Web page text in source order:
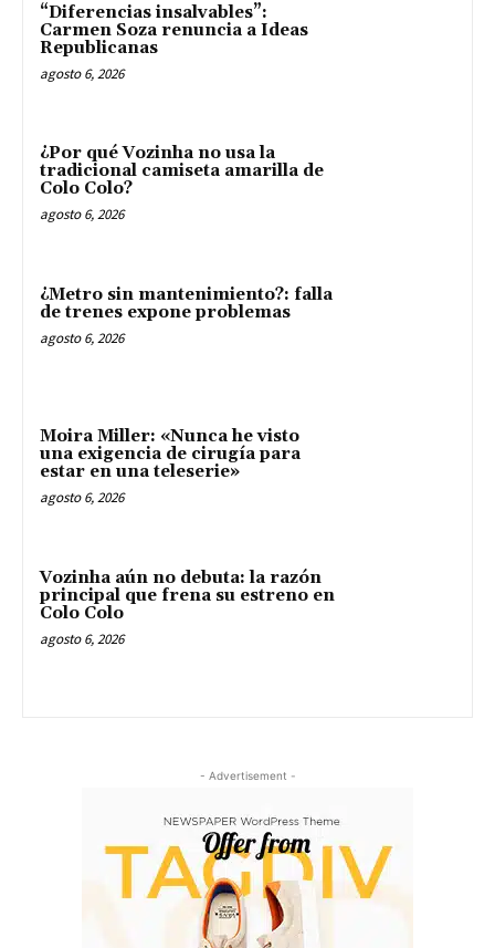
“Diferencias insalvables”:
Carmen Soza renuncia a Ideas
Republicanas
agosto 6, 2026
¿Por qué Vozinha no usa la
tradicional camiseta amarilla de
Colo Colo?
agosto 6, 2026
¿Metro sin mantenimiento?: falla
de trenes expone problemas
agosto 6, 2026
Moira Miller: «Nunca he visto
una exigencia de cirugía para
estar en una teleserie»
agosto 6, 2026
Vozinha aún no debuta: la razón
principal que frena su estreno en
Colo Colo
agosto 6, 2026
- Advertisement -